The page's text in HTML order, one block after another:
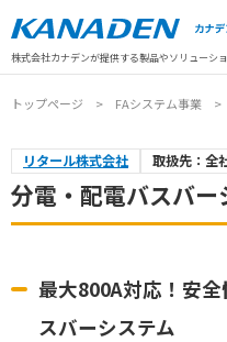
株式会社カナデンが提供する製品やソリューシ
注目キーワード#振動センサ#AGV #
トップページ FAシステム事業
リタール株式会社 取扱先：全
分電・配電バスバー
最大800A対応！安
スバーシステム